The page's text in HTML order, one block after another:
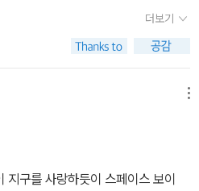
하는 아이들의 선택, 그리고 헤어
나는 사랑한다. 할아버지와 리브라
지 사랑한다. 그드 모두를 사랑한
사랑하듯이.'...377p 생명을 유지하
사람으로서 살기 위해 선택한다. 누
그 과정이 얼마나 아름다운지 마음
과 그를 사랑하는 많은 사람들과 레
을 울린다. 그리 먼 이야기가 아니
지금도, 어디선가 자행되고 있을
다. 그들에게 지구는 스크린을 통해
를 내려다보지만 그것은 하나의 풍
는 너무나도 일상적인 일들이 이들
른 쪽 시각에서 본다면 반대일 것
. 그리고 레오의 엄마가 문2로 와
한다. 이 과정에서 작은 사고가 생
리 몸을 짓누른다. 그 중력을 평생
환이라는 흥미로운 설정에 호기심이
간이 거주할 공간을 마련하진 못했
인류가 정착하는 시대가 올지도 모
어딘가가 고향인 사람들이 등장
책에서 다루는 얘기는 딱 SF 영화
로 돌아가기가 그리 만만한 여정이
들이 생각나는 가운데 사고로 사망
간신히 지구에 착륙하지만 중력이라
더보기
구를 사랑하듯이 스페이스 보이